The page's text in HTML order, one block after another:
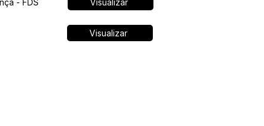
- FDS Visualizar
Visualizar